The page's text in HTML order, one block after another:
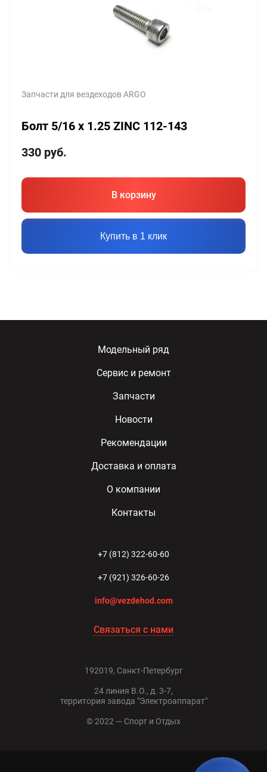
Запчасти для вездеходов ARGO
Болт 5/16 x 1.25 ZINС 112-143
330 руб.
В корзину
Купить в 1 клик
Модельный ряд
Сервис и ремонт
Запчасти
Новости
Рекомендации
Доставка и оплата
О компании
Контакты
+7 (812) 322-60-60
+7 (921) 326-60-26
info@vezdehod.com
Связаться с нами
192019, Санкт-Петербург
24 линия В.О., д. 3-7,
территория завода "Электроаппарат"
© 2022 — Спорт и Отдых